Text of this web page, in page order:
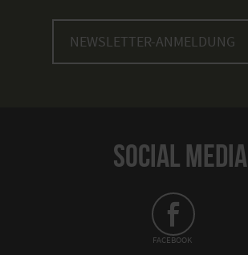
NEWSLETTER-ANMELDUNG
SOCIAL MEDIA
FACEBOOK